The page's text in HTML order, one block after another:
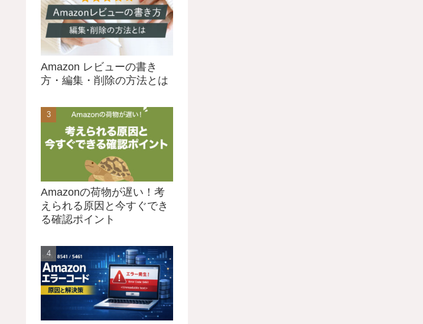
Amazon レビューの書き
方・編集・削除の方法とは
Amazonの荷物が遅い！考
えられる原因と今すぐでき
る確認ポイント